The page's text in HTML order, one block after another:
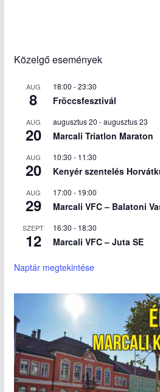
Közelgő események
AUG
8
18:00 -23:30
Fröccsfesztivál
AUG
20
augusztus 20 -augusztus 23
Marcali Triatlon Maraton
AUG
20
10:30 - 11:30
Kenyér szentelés
AUG
29
17:00 - 19:00
Marcali VFC – Balatoni
SZEPT
12
16:30 - 18:30
Marcali VFC – Juta SE
Naptár megtekintése